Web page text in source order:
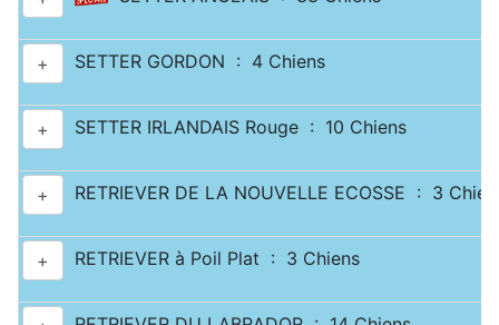
+ SETTER GORDON : 4 Chiens
+ SETTER IRLANDAIS Rouge : 10 Chiens
+ RETRIEVER DE LA NOUVELLE ECOSSE : 3
+ RETRIEVER à Poil Plat : 3 Chiens